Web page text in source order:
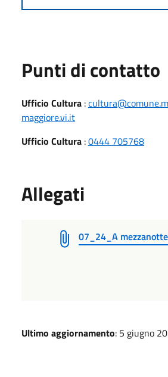
Punti di contatto
Ufficio Cultura :
maggiore.vi.it
Ufficio Cultura :0444 705768
Allegati
07_24_A
Ultimo aggiornamento: 5 giugno